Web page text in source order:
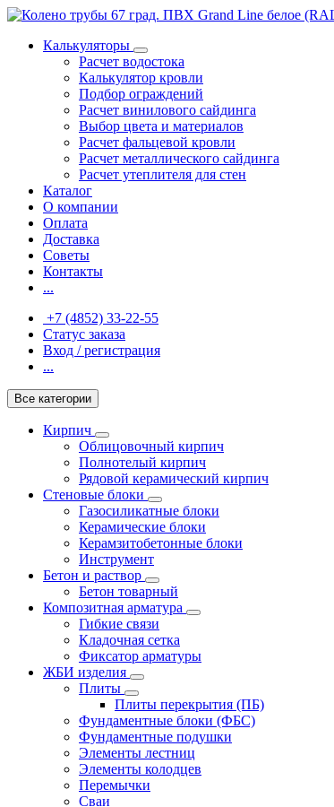
Калькуляторы
Расчет водостока
Калькулятор кровли
Подбор ограждений
Расчет винилового сайдинга
Выбор цвета и материалов
Расчет фальцевой кровли
Расчет металлического сайдинга
Расчет утеплителя для стен
Каталог
О компании
Оплата
Доставка
Советы
Контакты
...
+7 (4852) 33-22-55
Статус заказа
Вход / регистрация
...
Все категории
Кирпич
Облицовочный кирпич
Полнотелый кирпич
Рядовой керамический кирпич
Стеновые блоки
Газосиликатные блоки
Керамические блоки
Керамзитобетонные блоки
Инструмент
Бетон и раствор
Бетон товарный
Композитная арматура
Гибкие связи
Кладочная сетка
Фиксатор арматуры
ЖБИ изделия
Плиты
Плиты перекрытия (ПБ)
Фундаментные блоки (ФБС)
Фундаментные подушки
Элементы лестниц
Элементы колодцев
Перемычки
Сваи